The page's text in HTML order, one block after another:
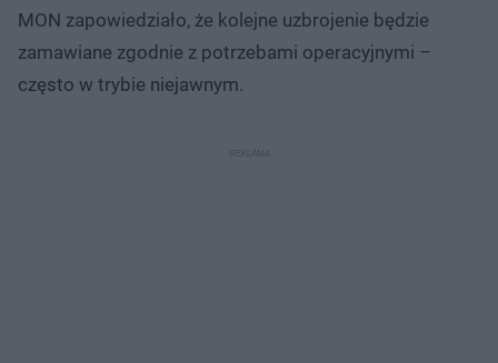
MON zapowiedziało, że kolejne uzbrojenie będzie
zamawiane zgodnie z potrzebami operacyjnymi –
często w trybie niejawnym.